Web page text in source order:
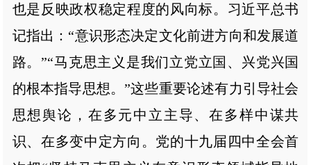
也是反映政权稳定程度的风向标。习近平总书
记指出：“意识形态决定文化前进方向和发展道
路。”“马克思主义是我们立党立国、兴党兴国
的根本指导思想。”这些重要论述有力引导社会
思想舆论，在多元中立主导、在多样中谋共
识、在多变中定方向。党的十九届四中全会首